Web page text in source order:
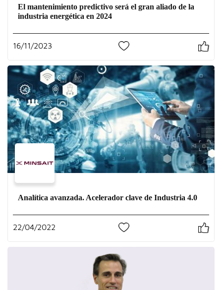
El mantenimiento predictivo será el gran aliado de la
industria energética en 2024
16/11/2023
Analítica avanzada. Acelerador clave de Industria 4.0
22/04/2022